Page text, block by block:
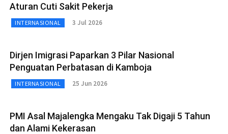
Aturan Cuti Sakit Pekerja
INTERNASIONAL 3 Jul 2026
Dirjen Imigrasi Paparkan 3 Pilar Nasional
Penguatan Perbatasan di Kamboja
INTERNASIONAL 25 Jun 2026
PMI Asal Majalengka Mengaku Tak Digaji 5 Tahun
dan Alami Kekerasan